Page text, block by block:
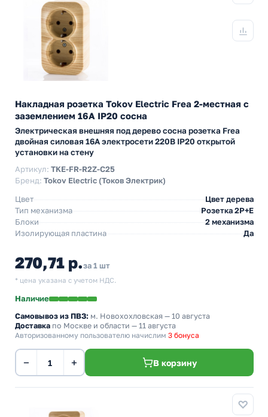
Накладная розетка Tokov Electric Frea 2-местная с
заземлением 16А IP20 сосна
Электрическая внешняя под дерево сосна розетка Frea
двойная силовая 16А электросети 220В IP20 открытой
установки на стену
Артикул: TKE-FR-R2Z-C25
Бренд: Tokov Electric (Токов Электрик)
Цвет
Цвет дерева
Тип механизма
Розетка 2Р+Е
Блоки
2 механизма
Изолирующая пластина
Да
270,71 р.за 1 шт
* цена указана с учетом НДС.
Наличие
Самовывоз из ПВЗ: м. Новохохловская — 10 августа
Доставка по Москве и области — 11 августа
Авторизованному пользователю начислим 3 бонуса
− + В корзину